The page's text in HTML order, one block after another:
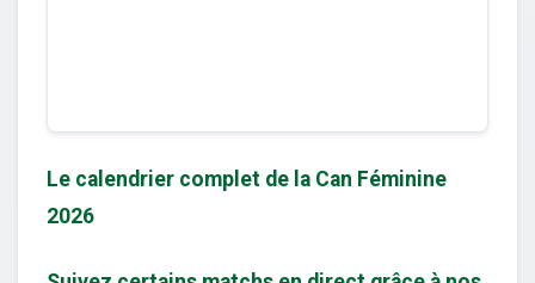
Le calendrier complet de la Can Féminine
2026